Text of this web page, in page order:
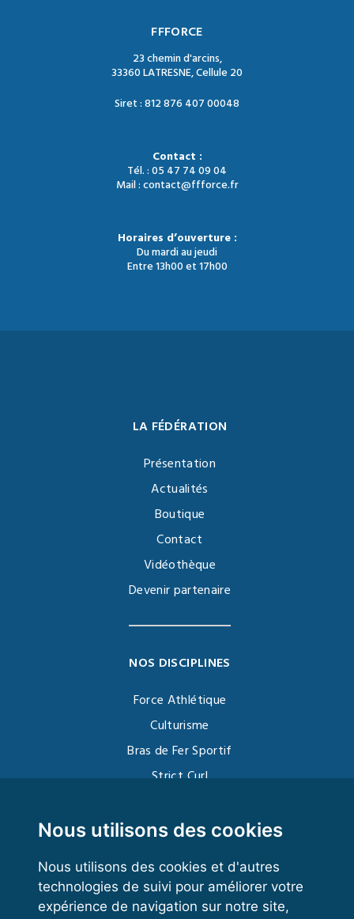
Nous utilisons des cookies
Nous utilisons des cookies et d'autres
technologies de suivi pour améliorer votre
expérience de navigation sur notre site,
FFFORCE
23 chemin d'arcins,
33360 LATRESNE, Cellule 20
Siret : 812 876 407 00048
Contact :
Tél. : 05 47 74 09 04
Mail : contact@ffforce.fr
Horaires d’ouverture :
Du mardi au jeudi
Entre 13h00 et 17h00
LA FÉDÉRATION
Présentation
Actualités
Boutique
Contact
Vidéothèque
Devenir partenaire
NOS DISCIPLINES
Force Athlétique
Culturisme
Bras de Fer Sportif
Strict Curl
Kettlebell
VOS ESPACES